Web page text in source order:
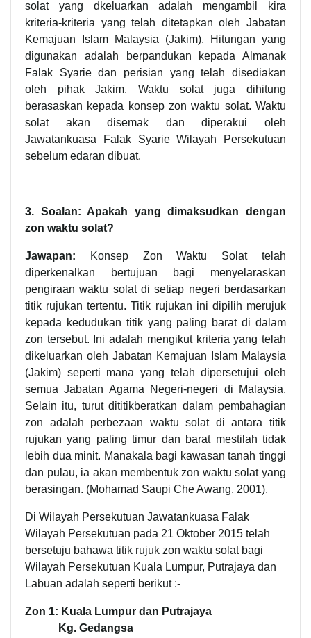
solat yang dkeluarkan adalah mengambil kira
kriteria-kriteria yang telah ditetapkan oleh Jabatan
Kemajuan Islam Malaysia (Jakim). Hitungan yang
digunakan adalah berpandukan kepada Almanak
Falak Syarie dan perisian yang telah disediakan
oleh pihak Jakim. Waktu solat juga dihitung
berasaskan kepada konsep zon waktu solat. Waktu
solat akan disemak dan diperakui oleh
Jawatankuasa Falak Syarie Wilayah Persekutuan
sebelum edaran dibuat.
3. Soalan: Apakah yang dimaksudkan dengan
zon waktu solat?
Jawapan:
Konsep Zon Waktu Solat telah
diperkenalkan bertujuan bagi menyelaraskan
pengiraan waktu solat di setiap negeri berdasarkan
titik rujukan tertentu. Titik rujukan ini dipilih merujuk
kepada kedudukan titik yang paling barat di dalam
zon tersebut. Ini adalah mengikut kriteria yang telah
dikeluarkan oleh Jabatan Kemajuan Islam Malaysia
(Jakim) seperti mana yang telah dipersetujui oleh
semua Jabatan Agama Negeri-negeri di Malaysia.
Selain itu, turut dititikberatkan dalam pembahagian
zon adalah perbezaan waktu solat di antara titik
rujukan yang paling timur dan barat mestilah tidak
lebih dua minit. Manakala bagi kawasan tanah tinggi
dan pulau, ia akan membentuk zon waktu solat yang
berasingan. (Mohamad Saupi Che Awang, 2001).
Di Wilayah Persekutuan Jawatankuasa Falak
Wilayah Persekutuan pada 21 Oktober 2015 telah
bersetuju bahawa titik rujuk zon waktu solat bagi
Wilayah Persekutuan Kuala Lumpur, Putrajaya dan
Labuan adalah seperti berikut :-
Zon 1: Kuala Lumpur dan Putrajaya
Kg. Gedangsa